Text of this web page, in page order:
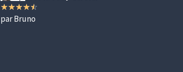
Note4
par Bruno